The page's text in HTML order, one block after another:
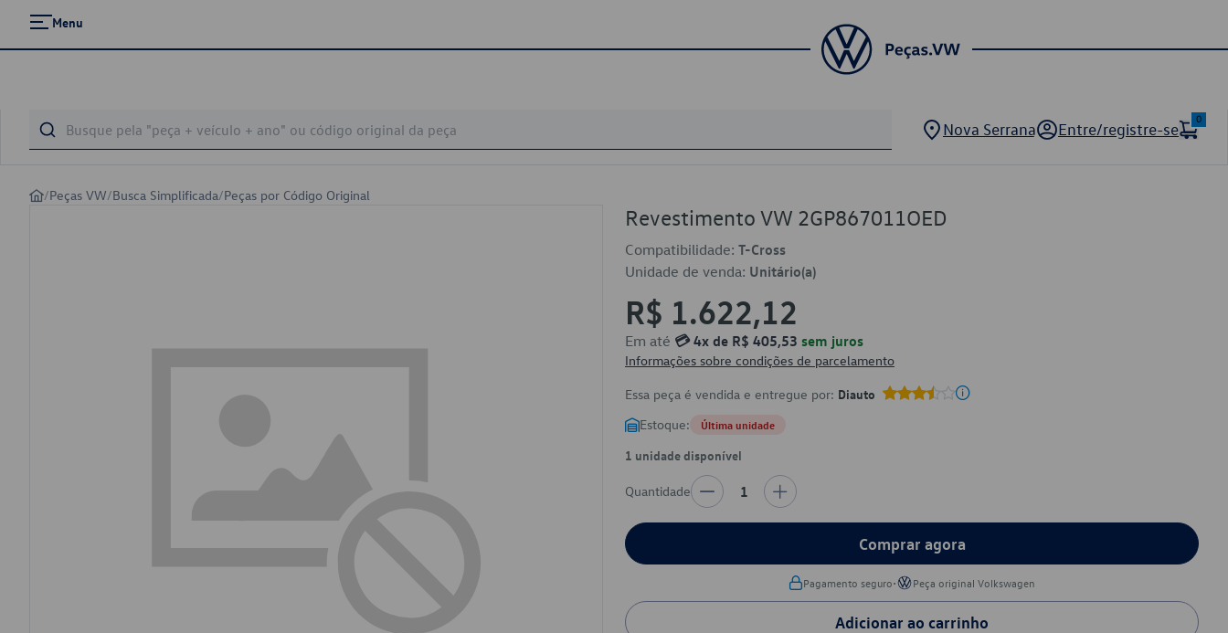
Menu
Nova Serrana Entre/registre-se
0
/Peças VW/Busca Simplificada/Peças por Código Original
Revestimento VW 2GP867011OED
Compatibilidade: T-Cross
Unidade de venda: Unitário(a)
R$ 1.622,12
Em até 💳 4x de R$ 405,53 sem juros
Informações sobre condições de parcelamento
Essa peça é vendida e entregue por: Diauto
Estoque: Última unidade
1 unidade disponível
Quantidade 1
Comprar agora
Pagamento seguro• Peça original Volkswagen
Adicionar ao carrinho